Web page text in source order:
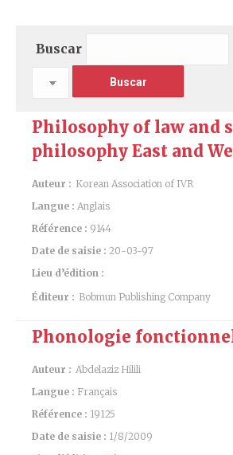
Buscar
Philosophy of law and
philosophy East and
Auteur : Korean Association of IVR
Langue : Anglais
Référence : 9144
Date de saisie : 20-03-97
Lieu d’édition :
Éditeur : Bobmun Publishing Company
Phonologie
Auteur : Abdelaziz Hilili
Langue : Français
Référence : 19125
Date de saisie : 1/8/2009